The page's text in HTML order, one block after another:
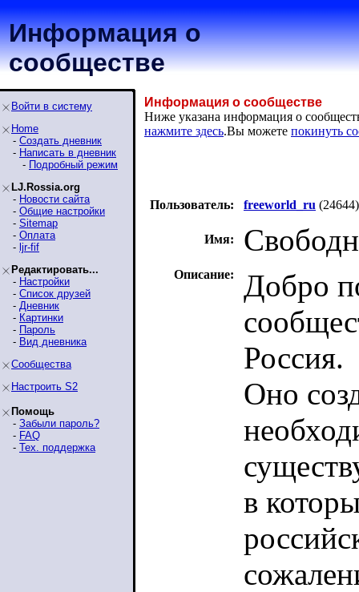
Информация о
сообществе
Войти в систему
Home
- Создать дневник
- Написать в дневник
- Подробный режим
LJ.Rossia.org
- Новости сайта
- Общие настройки
- Sitemap
- Оплата
- ljr-fif
Редактировать...
- Настройки
- Список друзей
- Дневник
- Картинки
- Пароль
- Вид дневника
Сообщества
Настроить S2
Помощь
- Забыли пароль?
- FAQ
- Тех. поддержка
Информация о сообществе
Ниже указана информация о
нажмите здесь.Вы можете покинуть
Пользователь: freeworld_ru (24644)
Имя:
Описание:
Добро
Россия.
Оно
в